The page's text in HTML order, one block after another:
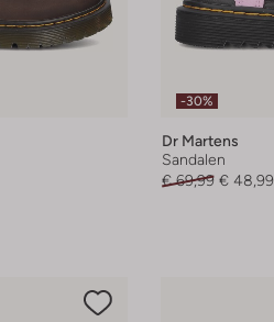
-30%
Dr Martens
Sandalen
€ 69,99 € 48,99